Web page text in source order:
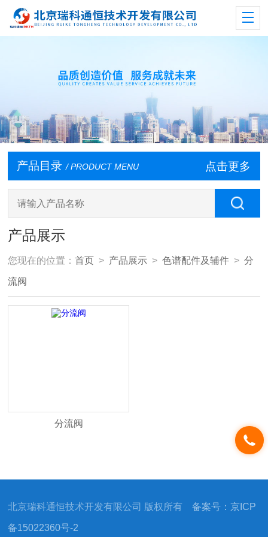
产品目录 / PRODUCT MENU 点击更多
产品展示
您现在的位置：首页 > 产品展示 >色谱配件及辅件 >分
流阀
分流阀
北京瑞科通恒技术开发有限公司 版权所有备案号：京ICP
备15022360号-2